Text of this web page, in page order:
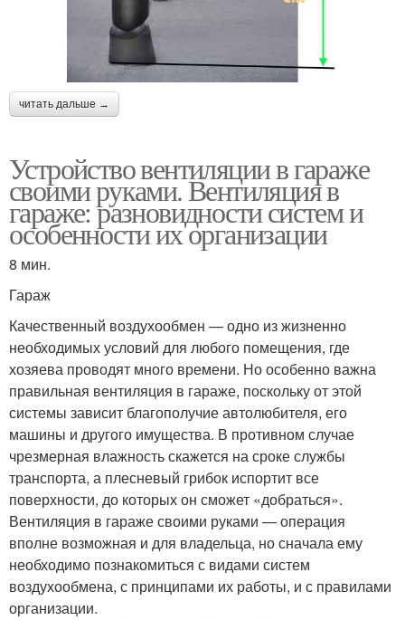
читать дальше →
Устройство вентиляции в гараже
своими руками. Вентиляция в
гараже: разновидности систем и
особенности их организации
8 мин.
Гараж
Качественный воздухообмен — одно из жизненно
необходимых условий для любого помещения, где
хозяева проводят много времени. Но особенно важна
правильная вентиляция в гараже, поскольку от этой
системы зависит благополучие автолюбителя, его
машины и другого имущества. В противном случае
чрезмерная влажность скажется на сроке службы
транспорта, а плесневый грибок испортит все
поверхности, до которых он сможет «добраться».
Вентиляция в гараже своими руками — операция
вполне возможная и для владельца, но сначала ему
необходимо познакомиться с видами систем
воздухообмена, с принципами их работы, и с правилами
организации.